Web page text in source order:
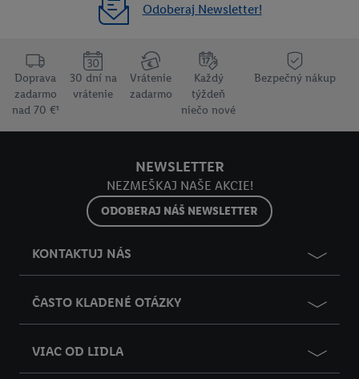
Odoberaj Newsletter!
Doprava
zadarmo
nad 70 €¹
30 dní na
vrátenie
Vrátenie
zadarmo
Každý
týždeň
niečo nové
Bezpečný nákup
NEWSLETTER
NEZMEŠKAJ NAŠE AKCIE!
ODOBERAJ NÁŠ NEWSLETTER
KONTAKTUJ NÁS
ČASTO KLADENÉ OTÁZKY
VIAC OD LIDLA